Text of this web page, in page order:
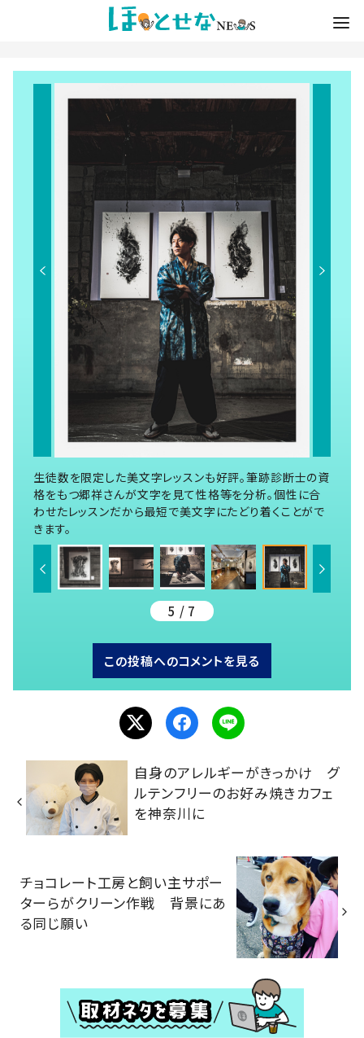
生徒数を限定した美文字レッスンも好評。筆跡診断士の資
格をもつ郷祥さんが文字を見て性格等を分析。個性に合
わせたレッスンだから最短で美文字にたどり着くことがで
きます。
5 / 7
この投稿へのコメントを見る
自身のアレルギーがきっかけ グ
ルテンフリーのお好み焼きカフェ
を神奈川に
チョコレート工房と飼い主サポー
ターらがクリーン作戦 背景にあ
る同じ願い